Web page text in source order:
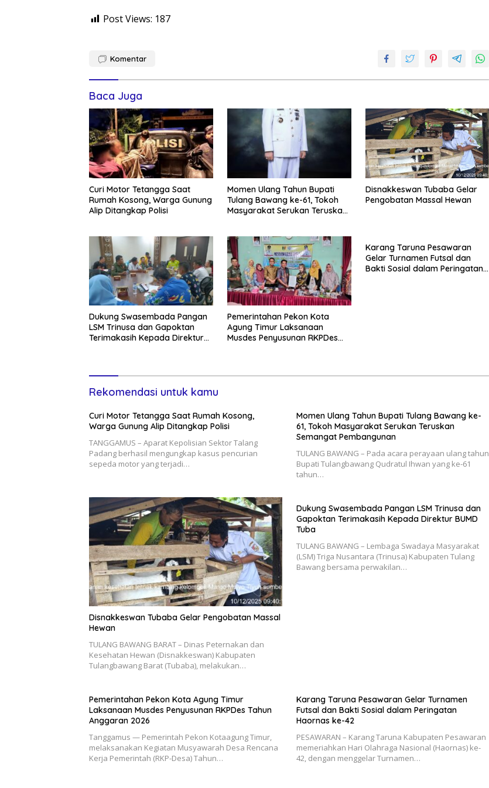
Post Views: 187
Komentar
Baca Juga
Curi Motor Tetangga Saat
Rumah Kosong, Warga Gunung
Alip Ditangkap Polisi
Momen Ulang Tahun Bupati
Tulang Bawang ke-61, Tokoh
Masyarakat Serukan Teruskan
Disnakkeswan Tubaba Gelar
Pengobatan Massal Hewan
Dukung Swasembada Pangan
LSM Trinusa dan Gapoktan
Terimakasih Kepada Direktur
Pemerintahan Pekon Kota
Agung Timur Laksanaan
Musdes Penyusunan RKPDes
Karang Taruna Pesawaran
Gelar Turnamen Futsal dan
Bakti Sosial dalam Peringatan
Rekomendasi untuk kamu
Curi Motor Tetangga Saat Rumah Kosong,
Warga Gunung Alip Ditangkap Polisi
TANGGAMUS – Aparat Kepolisian Sektor Talang
Padang berhasil mengungkap kasus pencurian
sepeda motor yang terjadi…
Momen Ulang Tahun Bupati Tulang Bawang ke-
61, Tokoh Masyarakat Serukan Teruskan
Semangat Pembangunan
TULANG BAWANG – Pada acara perayaan ulang tahun
Bupati Tulangbawang Qudratul Ihwan yang ke-61
tahun…
Disnakkeswan Tubaba Gelar Pengobatan Massal
Hewan
TULANG BAWANG BARAT – Dinas Peternakan dan
Kesehatan Hewan (Disnakkeswan) Kabupaten
Tulangbawang Barat (Tubaba), melakukan…
Dukung Swasembada Pangan LSM Trinusa dan
Gapoktan Terimakasih Kepada Direktur BUMD
Tuba
TULANG BAWANG – Lembaga Swadaya Masyarakat
(LSM) Triga Nusantara (Trinusa) Kabupaten Tulang
Bawang bersama perwakilan…
Pemerintahan Pekon Kota Agung Timur
Laksanaan Musdes Penyusunan RKPDes Tahun
Anggaran 2026
Tanggamus — Pemerintah Pekon Kotaagung Timur,
melaksanakan Kegiatan Musyawarah Desa Rencana
Kerja Pemerintah (RKP-Desa) Tahun…
Karang Taruna Pesawaran Gelar Turnamen
Futsal dan Bakti Sosial dalam Peringatan
Haornas ke-42
PESAWARAN – Karang Taruna Kabupaten Pesawaran
memeriahkan Hari Olahraga Nasional (Haornas) ke-
42, dengan menggelar Turnamen…